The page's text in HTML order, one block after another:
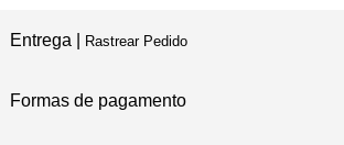
Entrega | Rastrear Pedido
Formas de pagamento